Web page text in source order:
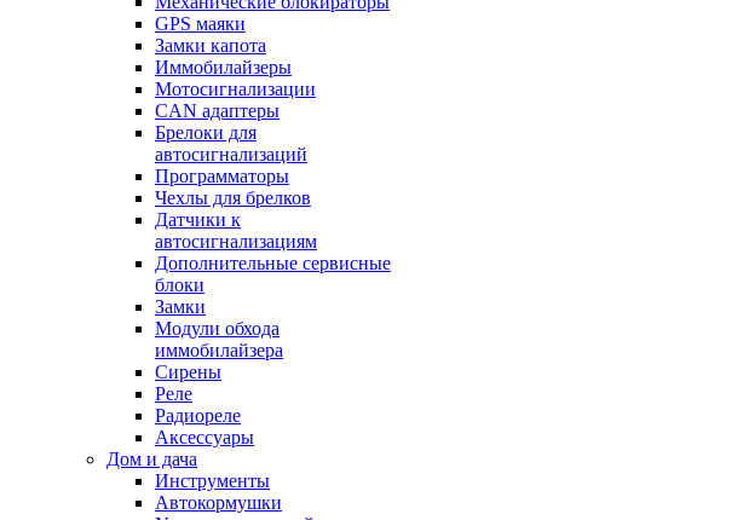
GPS маяки
Замки капота
Иммобилайзеры
Мотосигнализации
CAN адаптеры
Брелоки для
автосигнализаций
Программаторы
Чехлы для брелков
Датчики к
автосигнализациям
Дополнительные сервисные
блоки
Замки
Модули обхода
иммобилайзера
Сирены
Реле
Радиореле
Аксессуары
Дом и дача
Инструменты
Автокормушки